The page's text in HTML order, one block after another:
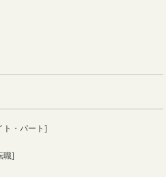
ト・パート]
職]